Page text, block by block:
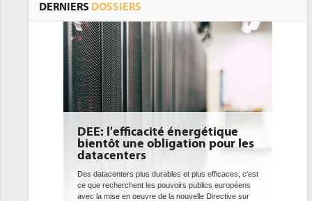
DERNIERS DOSSIERS
DEE: l'efficacité énergétique
bientôt une obligation pour les
datacenters
Des datacenters plus durables et plus efficaces, c'est
ce que recherchent les pouvoirs publics européens
avec la mise en oeuvre de la nouvelle Directive sur